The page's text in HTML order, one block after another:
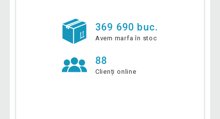
369 690 buc.
Avem marfa în stoc
88
Clienți online